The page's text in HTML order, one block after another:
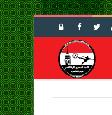
تسجيل